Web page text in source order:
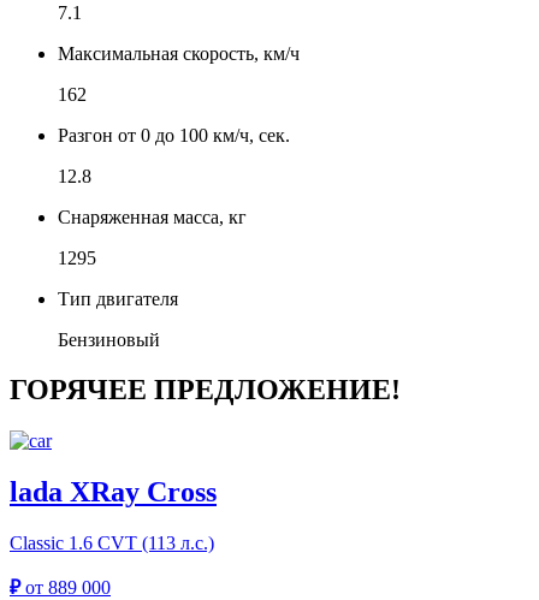
7.1
Максимальная скорость, км/ч
162
Разгон от 0 до 100 км/ч, сек.
12.8
Снаряженная масса, кг
1295
Тип двигателя
Бензиновый
ГОРЯЧЕЕ ПРЕДЛОЖЕНИЕ!
lada XRay Cross
Classic 1.6 CVT (113 л.с.)
₽от 889 000